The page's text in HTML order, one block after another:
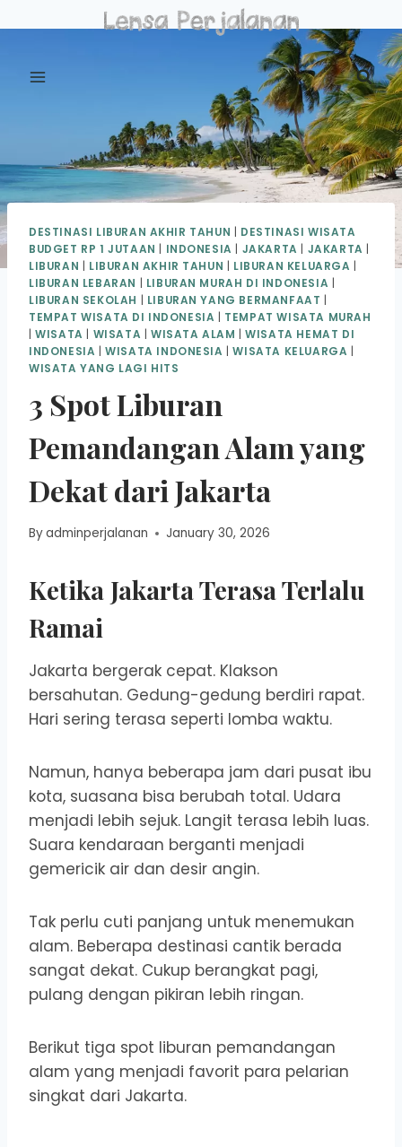
to
DESTINASI LIBURAN AKHIR TAHUN | DESTINASI WISATA
BUDGET RP 1 JUTAAN | INDONESIA | JAKARTA | JAKARTA |
LIBURAN | LIBURAN AKHIR TAHUN | LIBURAN KELUARGA |
LIBURAN LEBARAN | LIBURAN MURAH DI INDONESIA |
LIBURAN SEKOLAH | LIBURAN YANG BERMANFAAT |
TEMPAT WISATA DI INDONESIA | TEMPAT WISATA MURAH
|WISATA | WISATA | WISATA ALAM |WISATA HEMAT DI
INDONESIA |WISATA INDONESIA |WISATA KELUARGA |
WISATA YANG LAGI HITS
3 Spot Liburan
Pemandangan Alam yang
Dekat dari Jakarta
Byadminperjalanan January 30, 2026
Ketika Jakarta Terasa Terlalu
Ramai
Jakarta bergerak cepat. Klakson
bersahutan. Gedung-gedung berdiri rapat.
Hari sering terasa seperti lomba waktu.
Namun, hanya beberapa jam dari pusat ibu
kota, suasana bisa berubah total. Udara
menjadi lebih sejuk. Langit terasa lebih luas.
Suara kendaraan berganti menjadi
gemericik air dan desir angin.
Tak perlu cuti panjang untuk menemukan
alam. Beberapa destinasi cantik berada
sangat dekat. Cukup berangkat pagi,
pulang dengan pikiran lebih ringan.
Berikut tiga spot liburan pemandangan
alam yang menjadi favorit para pelarian
singkat dari Jakarta.